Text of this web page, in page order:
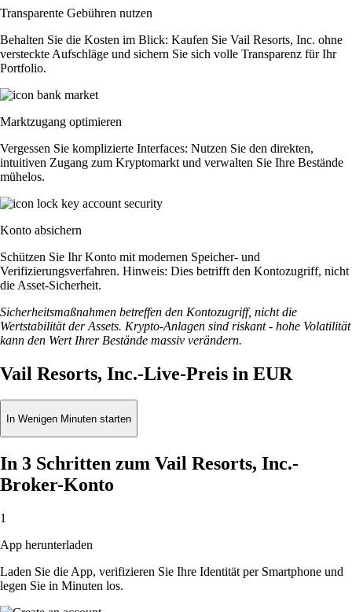
Transparente Gebühren nutzen
Behalten Sie die Kosten im Blick: Kaufen Sie Vail Resorts, Inc. ohne
versteckte Aufschläge und sichern Sie sich volle Transparenz für Ihr
Portfolio.
Marktzugang optimieren
Vergessen Sie komplizierte Interfaces: Nutzen Sie den direkten,
intuitiven Zugang zum Kryptomarkt und verwalten Sie Ihre Bestände
mühelos.
Konto absichern
Schützen Sie Ihr Konto mit modernen Speicher- und
Verifizierungsverfahren. Hinweis: Dies betrifft den Kontozugriff, nicht
die Asset-Sicherheit.
Sicherheitsmaßnahmen betreffen den Kontozugriff, nicht die
Wertstabilität der Assets. Krypto-Anlagen sind riskant - hohe Volatilität
kann den Wert Ihrer Bestände massiv verändern.
Vail Resorts, Inc.-Live-Preis in EUR
In Wenigen Minuten starten
In 3 Schritten zum Vail Resorts, Inc.-
Broker-Konto
1
App herunterladen
Laden Sie die App, verifizieren Sie Ihre Identität per Smartphone und
legen Sie in Minuten los.